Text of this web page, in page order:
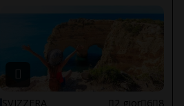
SVIZZERA 2 gior 6 8